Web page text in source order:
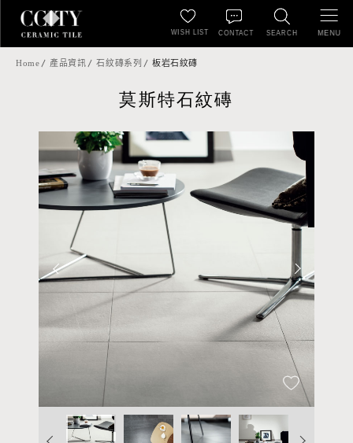
SEARCH
WISH LIST CONTACT MENU
Home 產品資訊 石紋磚系列 板岩石紋磚
莫斯特石紋磚